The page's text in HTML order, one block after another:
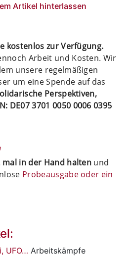
Artikel hinterlassen
kostenlos zur Verfügung.
Arbeit und Kosten. Wir
unsere regelmäßigen
um eine Spende auf das
Perspektiven,
DE07 3701 0050 0006 0395
mal in der Hand halten und
Probeausgabe oder ein
UFO… Arbeitskämpfe